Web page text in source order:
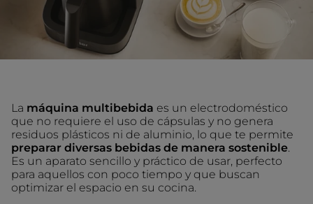
La máquina multibebida es un electrodoméstico
que no requiere el uso de cápsulas y no genera
residuos plásticos ni de aluminio, lo que te permite
preparar diversas bebidas de manera sostenible.
Es un aparato sencillo y práctico de usar, perfecto
para aquellos con poco tiempo y que buscan
optimizar el espacio en su cocina.